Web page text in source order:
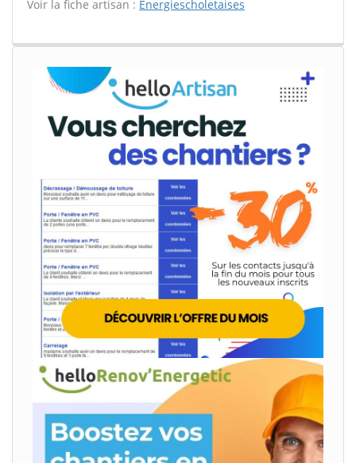
Voir la fiche artisan : Energiescholetaises